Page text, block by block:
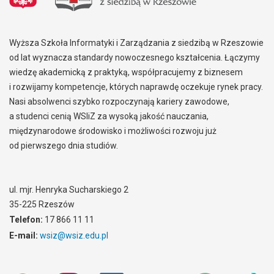
Wyższa Szkoła Informatyki i Zarządzania z siedzibą w Rzeszowie
od lat wyznacza standardy nowoczesnego kształcenia. Łączymy
wiedzę akademicką z praktyką, współpracujemy z biznesem
i rozwijamy kompetencje, których naprawdę oczekuje rynek pracy.
Nasi absolwenci szybko rozpoczynają kariery zawodowe,
a studenci cenią WSIiZ za wysoką jakość nauczania,
międzynarodowe środowisko i możliwości rozwoju już
od pierwszego dnia studiów.
ul. mjr. Henryka Sucharskiego 2
35-225 Rzeszów
Telefon: 17 866 11 11
E-mail: wsiz@wsiz.edu.pl